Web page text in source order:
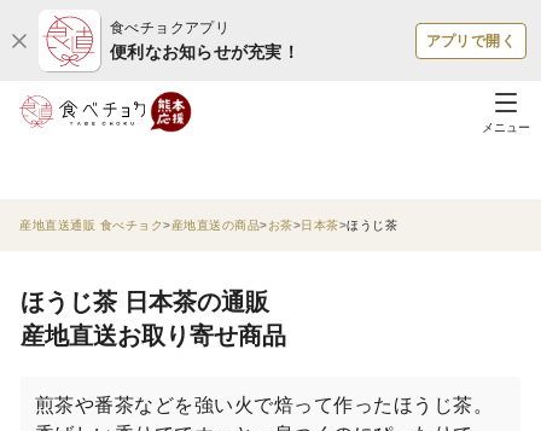
食べチョクアプリ
便利なお知らせが充実！
アプリで開く
メニュー
産地直送通販 食べチョク 産地直送の商品 お茶 日本茶 ほうじ茶
ほうじ茶 日本茶の通販
産地直送お取り寄せ商品
煎茶や番茶などを強い火で焙って作ったほうじ茶。